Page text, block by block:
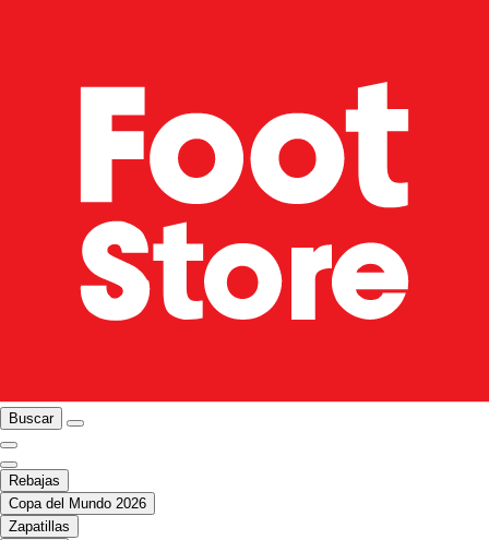
Buscar
Rebajas
Copa del Mundo 2026
Zapatillas